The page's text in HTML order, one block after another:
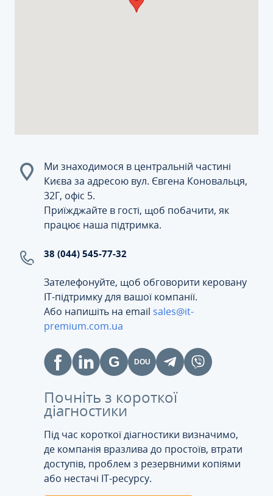
Ми знаходимося в центральній частині
Києва за адресою вул. Євгена Коновальця,
32Г, офіс 5.
Приїжджайте в гості, щоб побачити, як
працює наша підтримка.
38 (044) 545-77-32
Зателефонуйте, щоб обговорити керовану
ІТ-підтримку для вашої компанії.
Або напишіть на email sales@it-
premium.com.ua
Почніть з короткої
діагностики
Під час короткої діагностики визначимо,
де компанія вразлива до простоїв, втрати
доступів, проблем з резервними копіями
або нестачі IT-ресурсу.